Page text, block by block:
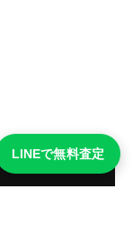
LINEで無料査定